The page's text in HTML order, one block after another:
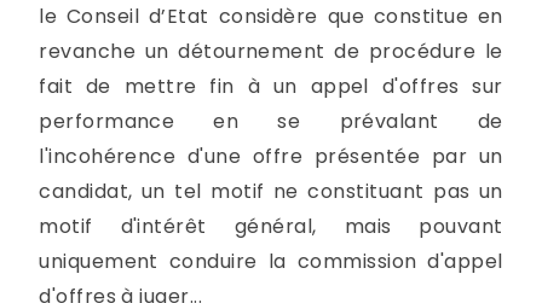
le Conseil d’Etat considère que constitue en
revanche un détournement de procédure le
fait de mettre fin à un appel d'offres sur
performance en se prévalant de
l'incohérence d'une offre présentée par un
candidat, un tel motif ne constituant pas un
motif d'intérêt général, mais pouvant
uniquement conduire la commission d'appel
d'offres à juger...